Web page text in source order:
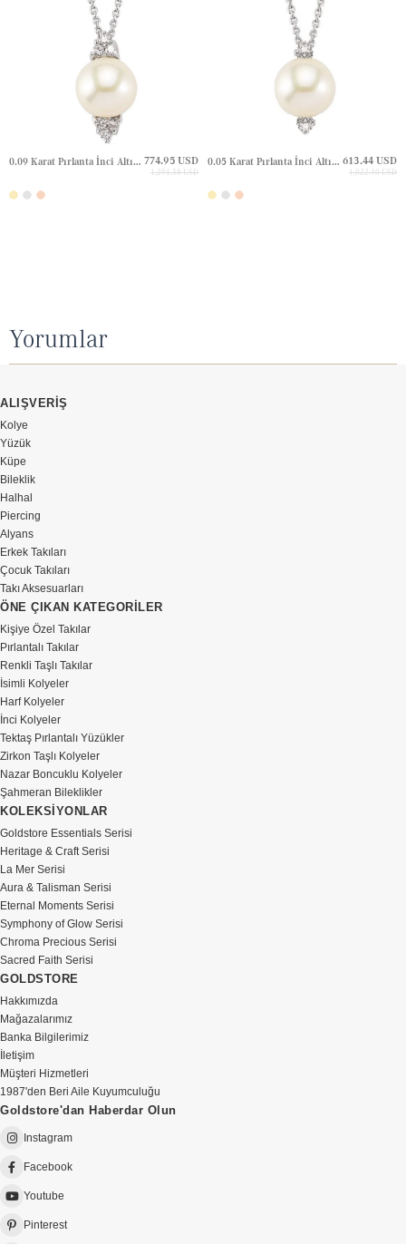
0.09 Karat Pırlanta İnci Altın Kolye 774.95 USD
1,291.58 USD
0.05 Karat Pırlanta İnci Altın Kolye 613.44 USD
1,022.40 USD
Yorumlar
ALIŞVERİŞ
Kolye
Yüzük
Küpe
Bileklik
Halhal
Piercing
Alyans
Erkek Takıları
Çocuk Takıları
Takı Aksesuarları
ÖNE ÇIKAN KATEGORİLER
Kişiye Özel Takılar
Pırlantalı Takılar
Renkli Taşlı Takılar
İsimli Kolyeler
Harf Kolyeler
İnci Kolyeler
Tektaş Pırlantalı Yüzükler
Zirkon Taşlı Kolyeler
Nazar Boncuklu Kolyeler
Şahmeran Bileklikler
KOLEKSİYONLAR
Goldstore Essentials Serisi
Heritage & Craft Serisi
La Mer Serisi
Aura & Talisman Serisi
Eternal Moments Serisi
Symphony of Glow Serisi
Chroma Precious Serisi
Sacred Faith Serisi
GOLDSTORE
Hakkımızda
Mağazalarımız
Banka Bilgilerimiz
İletişim
Müşteri Hizmetleri
1987'den Beri Aile Kuyumculuğu
Goldstore'dan Haberdar Olun
Instagram
Facebook
Youtube
Pinterest